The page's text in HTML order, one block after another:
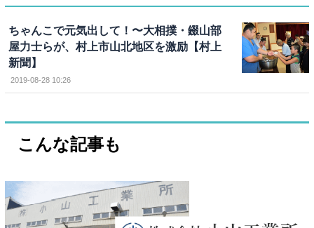
ちゃんこで元気出して！〜大相撲・錣山部
屋力士らが、村上市山北地区を激励【村上
新聞】
2019-08-28 10:26
こんな記事も